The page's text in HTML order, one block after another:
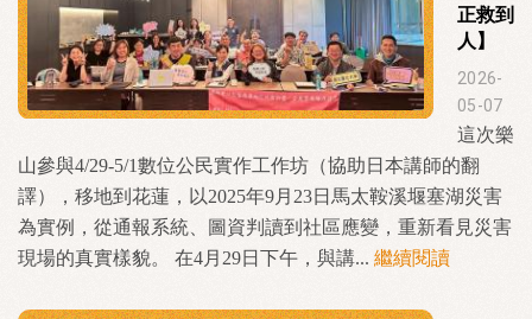
正救到
人】
2026-
05-07
這次樂
山參與4/29-5/1數位公民實作工作坊（協助日本講師的翻
譯），移地到花蓮，以2025年9月23日馬太鞍溪堰塞湖災害
為實例，從通報系統、圖資判讀到社區應變，重新看見災害
現場的真實樣貌。 在4月29日下午，與講... 繼續閱讀